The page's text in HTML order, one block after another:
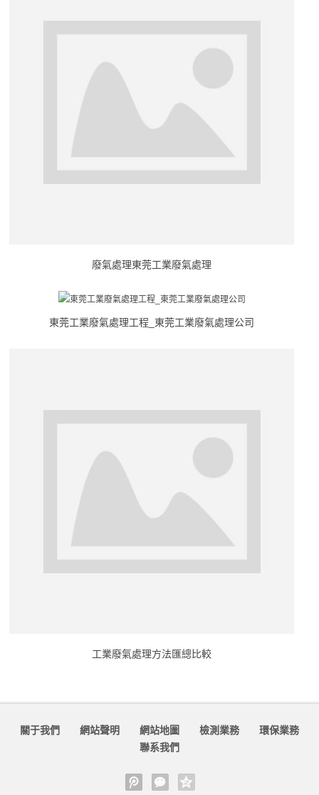
廢氣處理東莞工業廢氣處理
東莞工業廢氣處理工程_東莞工業廢氣處理公司
工業廢氣處理方法匯總比較
關于我們 網站聲明 網站地圖 檢測業務
環保業務
聯系我們